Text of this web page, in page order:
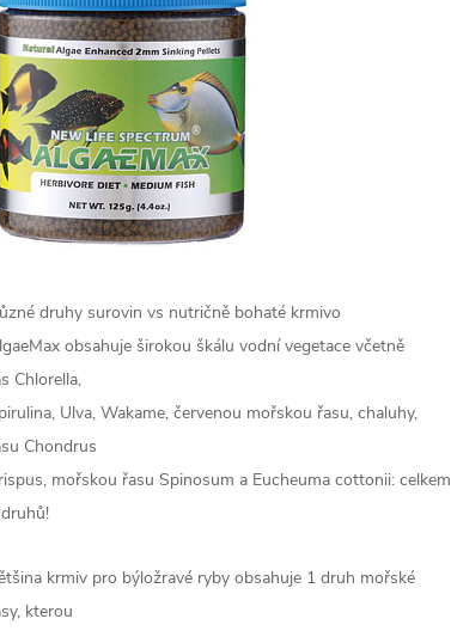
druhy surovin vs nutričně bohaté krmivo
obsahuje širokou škálu vodní vegetace včetně
Chlorella,
Ulva, Wakame, červenou mořskou řasu, chaluhy,
Chondrus
mořskou řasu Spinosum a Eucheuma cottonii: celkem
krmiv pro býložravé ryby obsahuje 1 druh mořské
kterou